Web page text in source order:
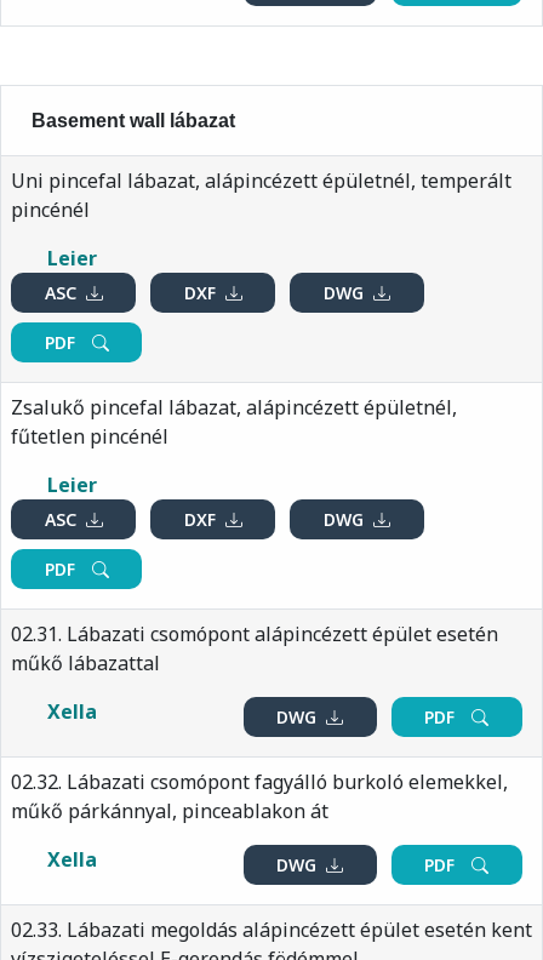
Basement wall lábazat
Uni pincefal lábazat, alápincézett épületnél, temperált
pincénél
Leier
ASC DXF DWG
PDF
Zsalukő pincefal lábazat, alápincézett épületnél,
fűtetlen pincénél
Leier
ASC DXF DWG
PDF
02.31. Lábazati csomópont alápincézett épület esetén
műkő lábazattal
Xella
DWG PDF
02.32. Lábazati csomópont fagyálló burkoló elemekkel,
műkő párkánnyal, pinceablakon át
Xella
DWG PDF
02.33. Lábazati megoldás alápincézett épület esetén kent